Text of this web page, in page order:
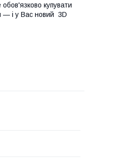
купувати
— і у Вас новий 3D